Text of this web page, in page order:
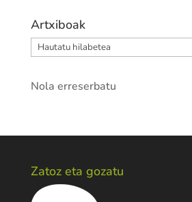
Artxiboak
Artxiboak
Nola erreserbatu
Zatoz eta gozatu